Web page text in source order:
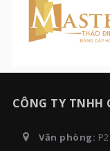
CÔNG TY TNHH
Văn phòng: